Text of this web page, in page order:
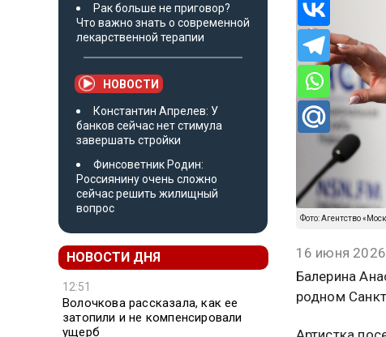
Рак больше не приговор?
Что важно знать о современной
лекарственной терапии
НОВОСТИ
Константин Апрелев: У
банков сейчас нет стимула
завершать стройки
Финсоветник Родин:
Россиянину очень сложно
сейчас решить жилищный
вопрос
НОВОСТИ ДНЯ
12:51
Волочкова рассказала, как ее
затопили и не компенсировали
ущерб
Фото: Агентство
16 июня
Балерина
родном